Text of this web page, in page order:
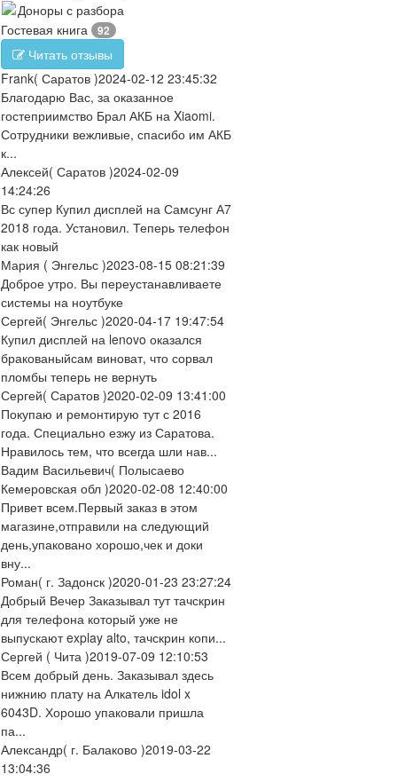
Доноры с разбора
Гостевая книга
92
Читать отзывы
Frank( Саратов )2024-02-12 23:45:32
Благодарю Вас, за оказанное
гостеприимство Брал АКБ на Xiaomi.
Сотрудники вежливые, спасибо им АКБ
к...
Алексей( Саратов )2024-02-09
14:24:26
Вс супер Купил дисплей на Самсунг А7
2018 года. Установил. Теперь телефон
как новый
Мария ( Энгельс )2023-08-15 08:21:39
Доброе утро. Вы переустанавливаете
системы на ноутбуке
Сергей( Энгельс )2020-04-17 19:47:54
Купил дисплей на lenovo оказался
бракованыйсам виноват, что сорвал
пломбы теперь не вернуть
Сергей( Саратов )2020-02-09 13:41:00
Покупаю и ремонтирую тут с 2016
года. Специально езжу из Саратова.
Нравилось тем, что всегда шли нав...
Вадим Васильевич( Полысаево
Кемеровская обл )2020-02-08 12:40:00
Привет всем.Первый заказ в этом
магазине,отправили на следующий
день,упаковано хорошо,чек и доки
вну...
Роман( г. Задонск )2020-01-23 23:27:24
Добрый Вечер Заказывал тут тачскрин
для телефона который уже не
выпускают explay alto, тачскрин копи...
Сергей ( Чита )2019-07-09 12:10:53
Всем добрый день. Заказывал здесь
нижнию плату на Алкатель idol x
6043D. Хорошо упаковали пришла
па...
Александр( г. Балаково )2019-03-22
13:04:36